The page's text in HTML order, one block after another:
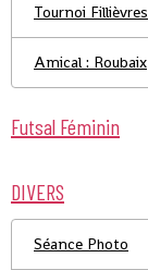
Tournoi Fillièvres
Amical : Roubaix
Futsal Féminin
DIVERS
Séance Photo